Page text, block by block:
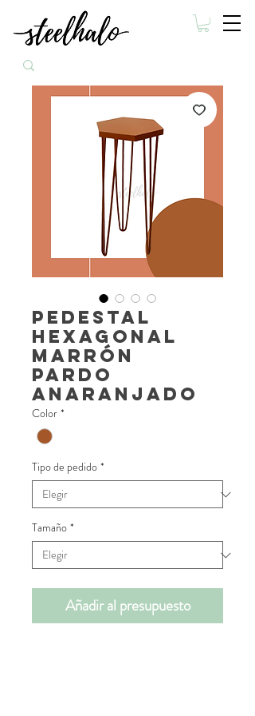
Pedestal
hexagonal
marrón
pardo
anaranjado
Color *
Tipo de pedido *
Tamaño *
Añadir al presupuesto